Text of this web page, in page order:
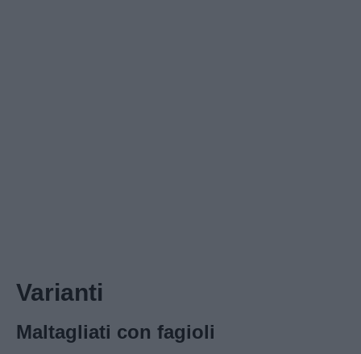
Varianti
Maltagliati con fagioli